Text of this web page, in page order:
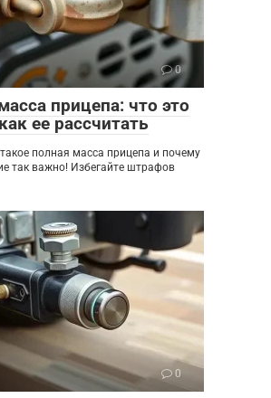
0
прицепа: что это
ее рассчитать
полная масса прицепа и почему
так важно! Избегайте штрафов
0